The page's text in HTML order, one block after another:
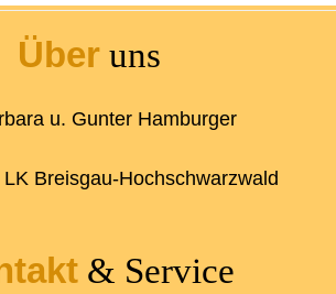
Über uns
u. Gunter Hamburger
Breisgau-Hochschwarzwald
& Service